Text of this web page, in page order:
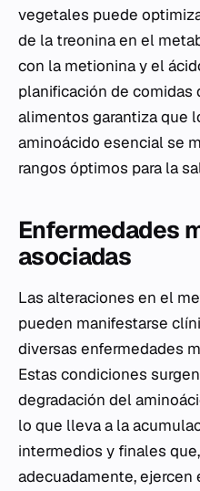
vegetales puede
de la treonina en el
con la metionina y el
planificación de comidas
alimentos garantiza que
aminoácido esencial se
rangos óptimos para la
Enfermedades
asociadas
Las alteraciones en el
pueden manifestarse
diversas enfermedades
Estas condiciones
degradación del
lo que lleva a la
intermedios y finales
adecuadamente,